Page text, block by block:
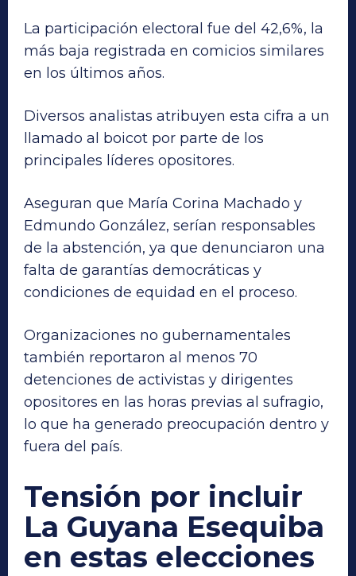
La participación electoral fue del 42,6%, la
más baja registrada en comicios similares
en los últimos años.
Diversos analistas atribuyen esta cifra a un
llamado al boicot por parte de los
principales líderes opositores.
Aseguran que María Corina Machado y
Edmundo González, serían responsables
de la abstención, ya que denunciaron una
falta de garantías democráticas y
condiciones de equidad en el proceso.
Organizaciones no gubernamentales
también reportaron al menos 70
detenciones de activistas y dirigentes
opositores en las horas previas al sufragio,
lo que ha generado preocupación dentro y
fuera del país.
Tensión por incluir
La Guyana Esequiba
en estas elecciones